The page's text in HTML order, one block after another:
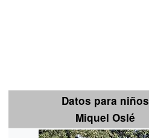
Datos para niños
Miquel Oslé